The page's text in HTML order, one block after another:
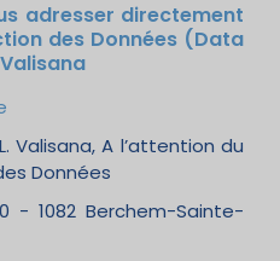
adresser directement
des Données (Data
Valisana, A l’attention du
Données
- 1082 Berchem-Sainte-